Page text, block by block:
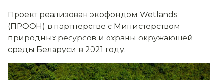
Проект реализован экофондом Wetlands
(ПРООН) в партнерстве с Министерством
природных ресурсов и охраны окружающей
среды Беларуси в 2021 году.